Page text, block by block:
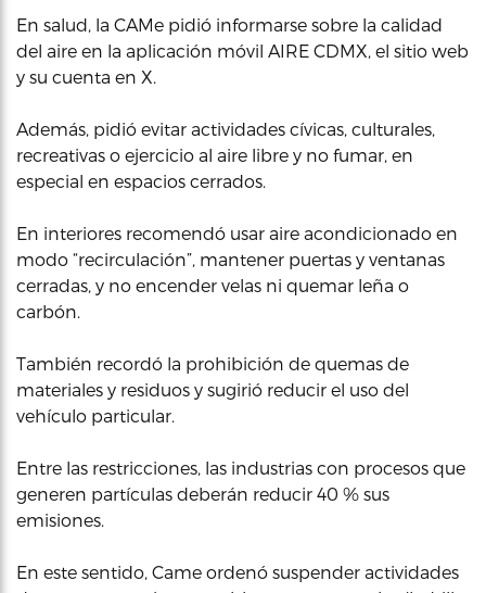
En salud, la CAMe pidió informarse sobre la calidad
del aire en la aplicación móvil AIRE CDMX, el sitio web
y su cuenta en X.
Además, pidió evitar actividades cívicas, culturales,
recreativas o ejercicio al aire libre y no fumar, en
especial en espacios cerrados.
En interiores recomendó usar aire acondicionado en
modo “recirculación”, mantener puertas y ventanas
cerradas, y no encender velas ni quemar leña o
carbón.
También recordó la prohibición de quemas de
materiales y residuos y sugirió reducir el uso del
vehículo particular.
Entre las restricciones, las industrias con procesos que
generen partículas deberán reducir 40 % sus
emisiones.
En este sentido, Came ordenó suspender actividades